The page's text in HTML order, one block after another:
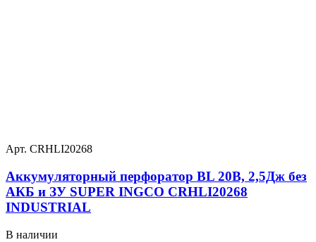
Арт. CRHLI20268
Аккумуляторный перфоратор BL 20В, 2,5Дж без
АКБ и ЗУ SUPER INGCO CRHLI20268
INDUSTRIAL
В наличии